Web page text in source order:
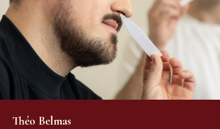
Théo Belmas